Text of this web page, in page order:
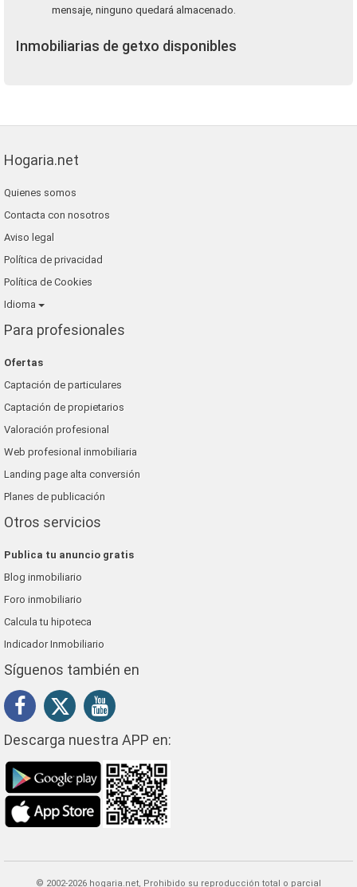
mensaje, ninguno quedará almacenado.
Inmobiliarias de getxo disponibles
Hogaria.net
Quienes somos
Contacta con nosotros
Aviso legal
Política de privacidad
Política de Cookies
Idioma
Para profesionales
Ofertas
Captación de particulares
Captación de propietarios
Valoración profesional
Web profesional inmobiliaria
Landing page alta conversión
Planes de publicación
Otros servicios
Publica tu anuncio gratis
Blog inmobiliario
Foro inmobiliario
Calcula tu hipoteca
Indicador Inmobiliario
Síguenos también en
Descarga nuestra APP en:
© 2002-2026 hogaria.net, Prohibido su reproducción total o parcial